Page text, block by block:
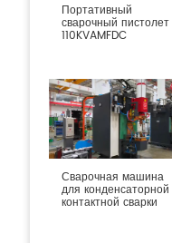
Портативный
сварочный пистолет
110KVAMFDC
Сварочная машина
для конденсаторной
контактной сварки